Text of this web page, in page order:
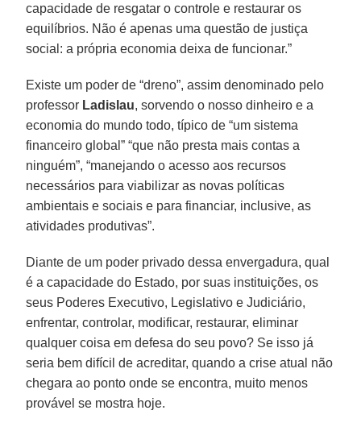
capacidade de resgatar o controle e restaurar os
equilíbrios. Não é apenas uma questão de justiça
social: a própria economia deixa de funcionar.”
Existe um poder de “dreno”, assim denominado pelo
professor Ladislau, sorvendo o nosso dinheiro e a
economia do mundo todo, típico de “um sistema
financeiro global” “que não presta mais contas a
ninguém”, “manejando o acesso aos recursos
necessários para viabilizar as novas políticas
ambientais e sociais e para financiar, inclusive, as
atividades produtivas”.
Diante de um poder privado dessa envergadura, qual
é a capacidade do Estado, por suas instituições, os
seus Poderes Executivo, Legislativo e Judiciário,
enfrentar, controlar, modificar, restaurar, eliminar
qualquer coisa em defesa do seu povo? Se isso já
seria bem difícil de acreditar, quando a crise atual não
chegara ao ponto onde se encontra, muito menos
provável se mostra hoje.